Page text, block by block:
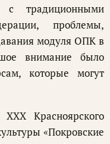
с традиционными
проблемы,
модуля ОПК в
внимание было
которые могут
Красноярского
«Покровские